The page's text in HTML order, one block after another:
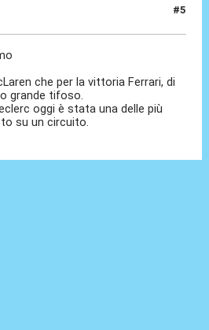
#5
che per la vittoria Ferrari, di
grande tifoso.
oggi è stata una delle più
su un circuito.